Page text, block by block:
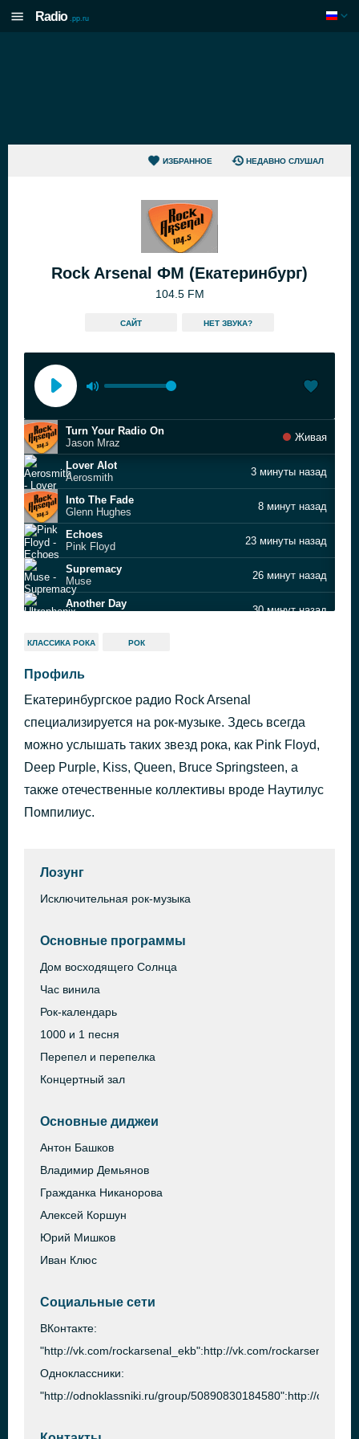
Radio .pp.ru
ИЗБРАННОЕ НЕДАВНО СЛУШАЛ
Rock Arsenal ФМ (Екатеринбург)
104.5 FM
САЙТ HЕТ ЗВУКА?
Turn Your Radio On
Jason Mraz
Живая
Lover Alot
Aerosmith
3 минуты назад
Into The Fade
Glenn Hughes
8 минут назад
Echoes
Pink Floyd
23 минуты назад
Supremacy
Muse
26 минут назад
Another Day
30 минут назад
Cleansed by Fire
Buck Wild
Rain Is Falling
Electric Light Orchestra
Ruby
Kaiser Chiefs
1 час назад
КЛАССИКА РОКА РОК
Профиль
Екатеринбургское радио Rock Arsenal
специализируется на рок-музыке. Здесь всегда
можно услышать таких звезд рока, как Pink Floyd,
Deep Purple, Kiss, Queen, Bruce Springsteen, а
также отечественные коллективы вроде Наутилус
Помпилиус.
Лозунг
Исключительная рок-музыка
Основные программы
Дом восходящего Солнца
Час винила
Рок-календарь
1000 и 1 песня
Перепел и перепелка
Концертный зал
Основные диджеи
Антон Башков
Владимир Демьянов
Гражданка Никанорова
Алексей Коршун
Юрий Мишков
Иван Клюс
Социальные сети
ВКонтакте:
"http://vk.com/rockarsenal_ekb":http://vk.com/rockarsenal_ekb
Одноклассники:
"http://odnoklassniki.ru/group/50890830184580":http://